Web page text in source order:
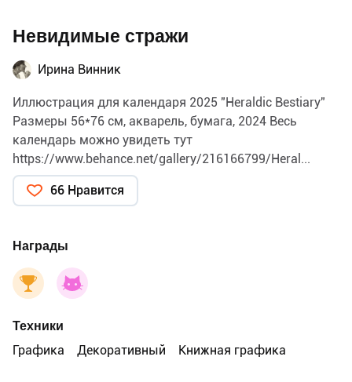
Невидимые стражи
Ирина Винник
Иллюстрация для календаря 2025 "Heraldic Bestiary"
Размеры 56*76 см, акварель, бумага, 2024 Весь
календарь можно увидеть тут
https://www.behance.net/gallery/216166799/Heral...
66 Нравится
Награды
Техники
Графика
Декоративный Книжная графика